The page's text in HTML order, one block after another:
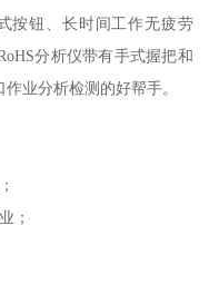
按钮、长时间工作无疲劳
分析仪带有手式握把和
业分析检测的好帮手。
；